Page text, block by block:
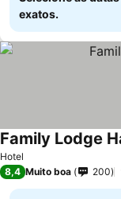
exatos.
Hotel
Family Lodge
8,4 Muito boa 200